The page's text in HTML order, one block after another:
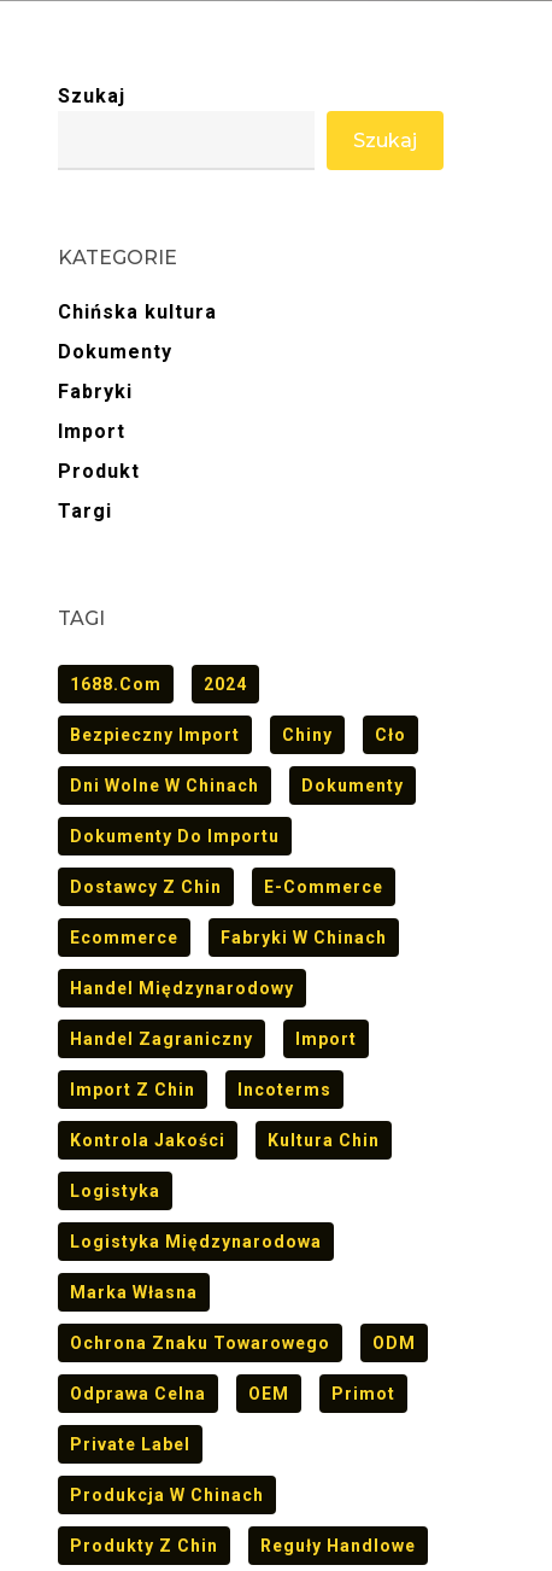
Szukaj
Szukaj
KATEGORIE
Chińska kultura
Dokumenty
Fabryki
Import
Produkt
Targi
TAGI
1688.com 2024
Bezpieczny Import Chiny Cło
Dni Wolne W Chinach Dokumenty
Dokumenty Do Importu
Dostawcy Z Chin E-Commerce
Ecommerce Fabryki W Chinach
Handel Międzynarodowy
Handel Zagraniczny Import
Import Z Chin Incoterms
Kontrola Jakości Kultura Chin
Logistyka
Logistyka Międzynarodowa
Marka Własna
Ochrona Znaku Towarowego ODM
Odprawa Celna OEM Primot
Private Label
Produkcja W Chinach
Produkty Z Chin Reguły Handlowe